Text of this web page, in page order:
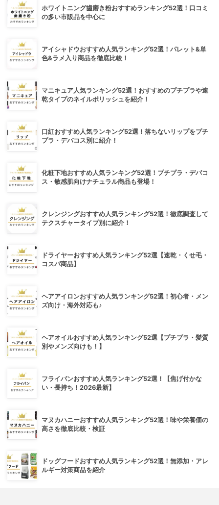
ホワイトニング歯磨き粉おすすめランキング52選！口コミ
の多い市販品を中心に
アイシャドウおすすめ人気ランキング52選！パレット&単
色&ラメ入り商品を徹底比較！
マニキュア人気ランキング52選！おすすめのプチプラや速
乾タイプのネイルポリッシュを紹介！
口紅おすすめ人気ランキング52選！落ちないリップをプチ
プラ・デパコス別に紹介！
化粧下地おすすめ人気ランキング52選！プチプラ・デパコ
ス・敏感肌向けナチュラル商品も登場！
クレンジングおすすめ人気ランキング52選！徹底調査して
テクスチャータイプ別に紹介！
ドライヤーおすすめ人気ランキング52選【速乾・くせ毛・
コスパ商品】
ヘアアイロンおすすめ人気ランキング52選！初心者・メン
ズ向け・海外対応も♪
ヘアオイルおすすめ人気ランキング52選【プチプラ・髪質
別やメンズ向けも！】
フライパンおすすめ人気ランキング52選！【焦げ付かな
い・長持ち！2026最新】
マヌカハニーおすすめ人気ランキング52選！味や栄養価の
高さを徹底比較・検証
ドッグフードおすすめ人気ランキング52選！無添加・アレ
ルギー対策商品を紹介